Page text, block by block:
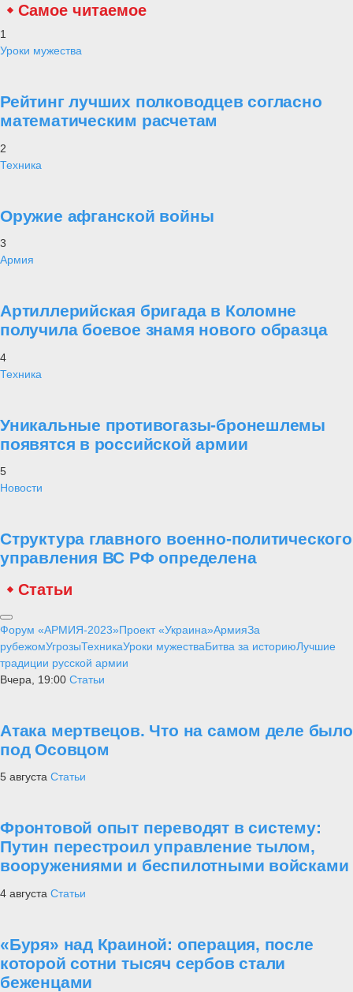
Самое читаемое
1
Уроки мужества
Рейтинг лучших полководцев согласно
математическим расчетам
2
Техника
Оружие афганской войны
3
Армия
Артиллерийская бригада в Коломне
получила боевое знамя нового образца
4
Техника
Уникальные противогазы-бронешлемы
появятся в российской армии
5
Новости
Структура главного военно-политического
управления ВС РФ определена
Статьи
Форум «АРМИЯ-2023»Проект «Украина»АрмияЗа
рубежомУгрозыТехникаУроки мужестваБитва за историюЛучшие
традиции русской армии
Вчера, 19:00 Статьи
Атака мертвецов. Что на самом деле было
под Осовцом
5 августа Статьи
Фронтовой опыт переводят в систему:
Путин перестроил управление тылом,
вооружениями и беспилотными войсками
4 августа Статьи
«Буря» над Краиной: операция, после
которой сотни тысяч сербов стали
беженцами